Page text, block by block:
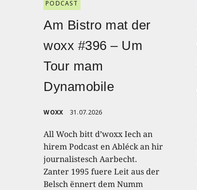
PODCAST
Am Bistro mat der
woxx #396 – Um
Tour mam
Dynamobile
WOXX 31.07.2026
All Woch bitt d’woxx Iech an
hirem Podcast en Abléck an hir
journalistesch Aarbecht.
Zanter 1995 fuere Leit aus der
Belsch ënnert dem Numm